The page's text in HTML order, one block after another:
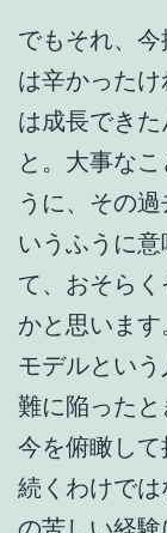
でもそれ、
は辛かった
は成長でき
と。大事な
うに、その
いうふうに
て、おそら
かと思いま
モデルとい
難に陥ったと
今を俯瞰し
続くわけで